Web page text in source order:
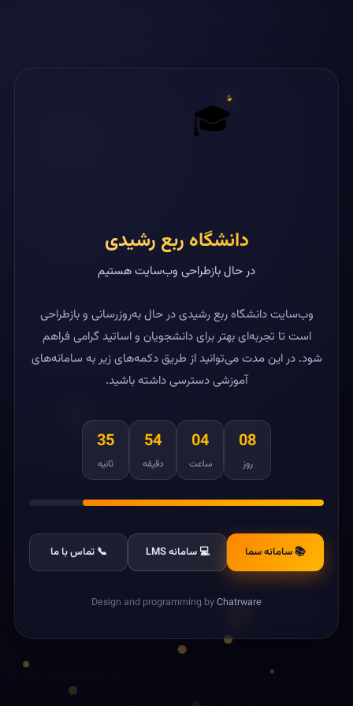
🎓
دانشگاه ربع رشیدی
در حال بازطراحی وب‌سایت هستیم
وب‌سایت دانشگاه ربع رشیدی در حال به‌روزرسانی و بازطراحی
است تا تجربه‌ای بهتر برای دانشجویان و اساتید گرامی فراهم
شود. در این مدت می‌توانید از طریق دکمه‌های زیر به سامانه‌های
آموزشی دسترسی داشته باشید.
08
روز
04
ساعت
54
دقیقه
35
ثانیه
📚 سامانه سما 💻 سامانه LMS 📞 تماس با ما
Design and programming byChatrware